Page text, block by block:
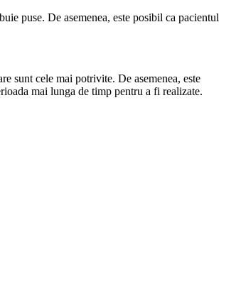
puse. De asemenea, este posibil ca pacientul
sunt cele mai potrivite. De asemenea, este
mai lunga de timp pentru a fi realizate.